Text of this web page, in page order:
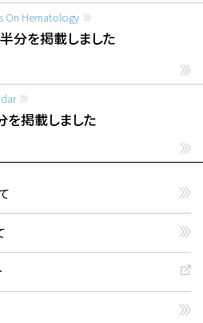
On Hematology
分を掲載しました
掲載しました